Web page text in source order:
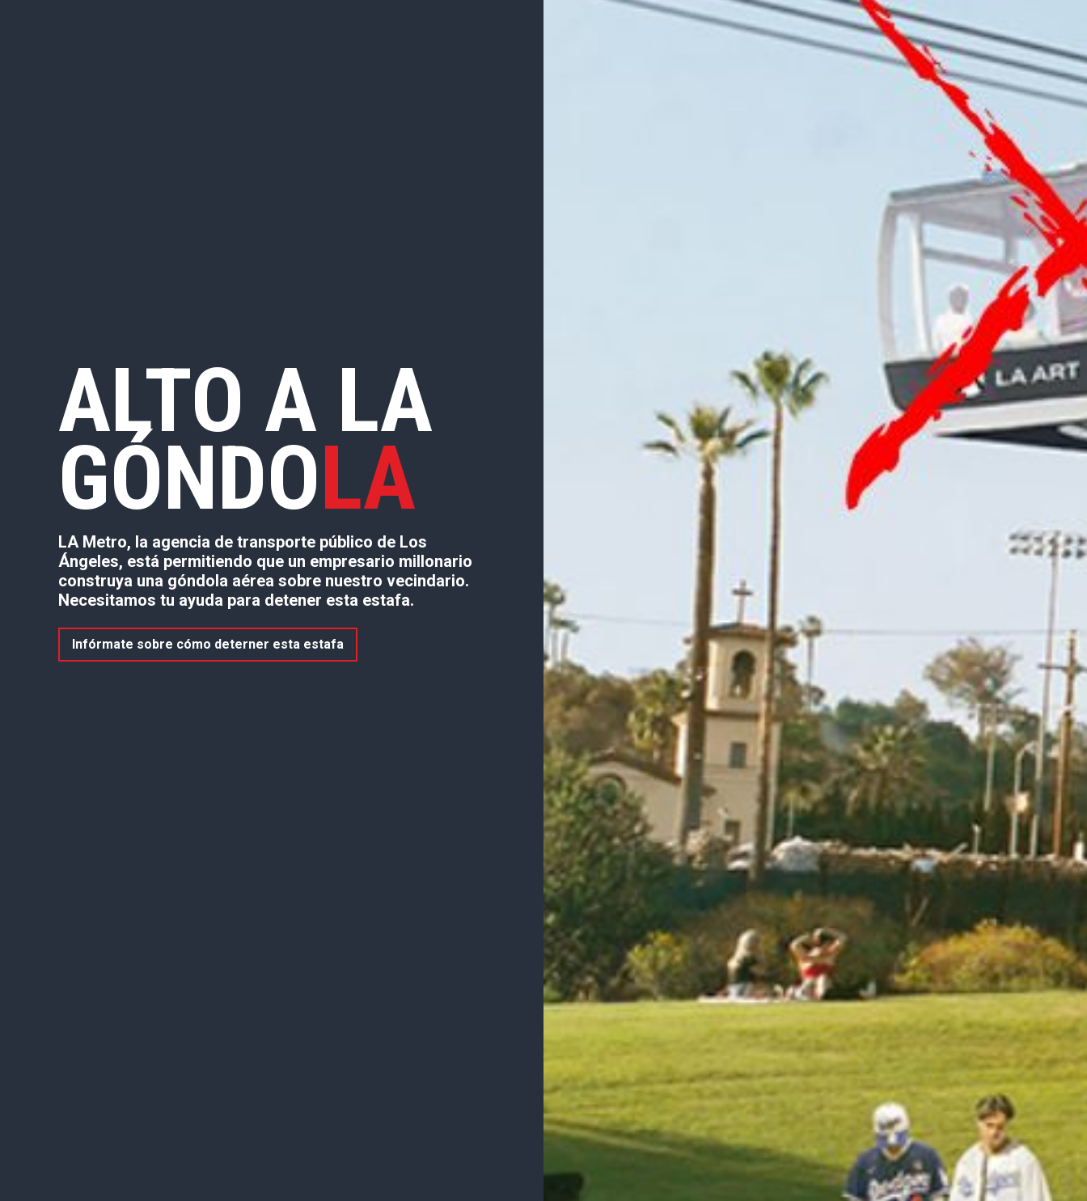
ALTO A LA
GÓNDOLA
LA Metro, la agencia de transporte público de Los
Ángeles, está permitiendo que un empresario millonario
construya una góndola aérea sobre nuestro vecindario.
Necesitamos tu ayuda para detener esta estafa.
Infórmate sobre cómo deterner esta estafa